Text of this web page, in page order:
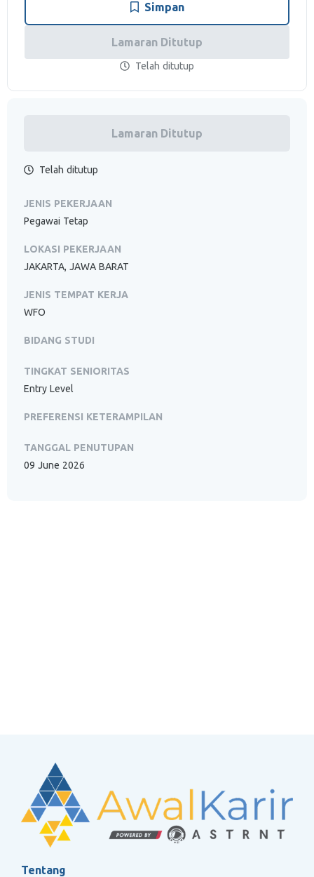
Simpan
Lamaran Ditutup
Telah ditutup
Lamaran Ditutup
Telah ditutup
JENIS PEKERJAAN
Pegawai Tetap
LOKASI PEKERJAAN
JAKARTA, JAWA BARAT
JENIS TEMPAT KERJA
WFO
BIDANG STUDI
TINGKAT SENIORITAS
Entry Level
PREFERENSI KETERAMPILAN
TANGGAL PENUTUPAN
09 June 2026
Tentang